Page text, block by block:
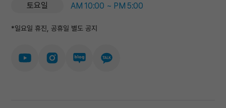
토요일
AM 10:00 ~ PM 5:00
*일요일 휴진, 공휴일 별도 공지